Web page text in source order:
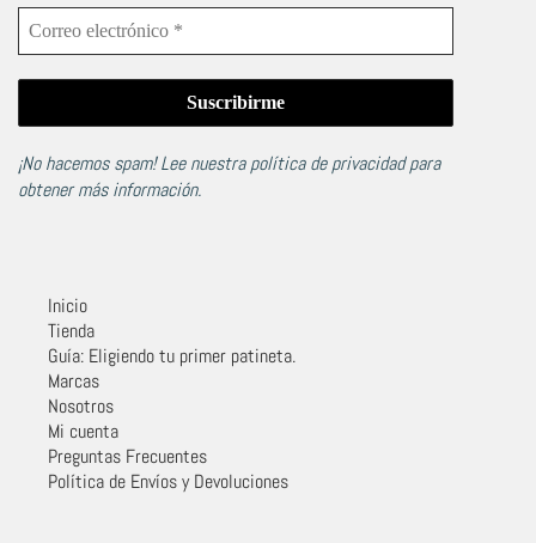
¡No hacemos spam! Lee nuestrapolítica de privacidadpara
obtener más información.
Inicio
Tienda
Guía: Eligiendo tu primer patineta.
Marcas
Nosotros
Mi cuenta
Preguntas Frecuentes
Política de Envíos y Devoluciones